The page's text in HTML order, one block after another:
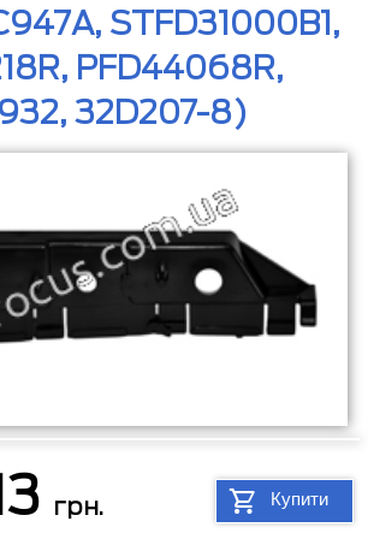
STFD31000B1,
PFD44068R,
32D207-8)
грн. Купити